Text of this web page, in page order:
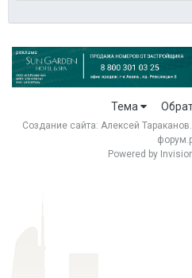
Тема
Создание сайта: Алексей Тараканов
Powered by